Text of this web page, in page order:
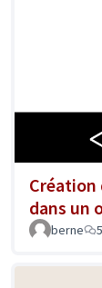
Création
dans un
berne 5